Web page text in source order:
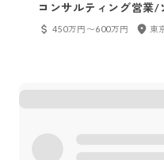
コンサルティング営業/
ン営業（セールスソリ
450万円〜600万円 東